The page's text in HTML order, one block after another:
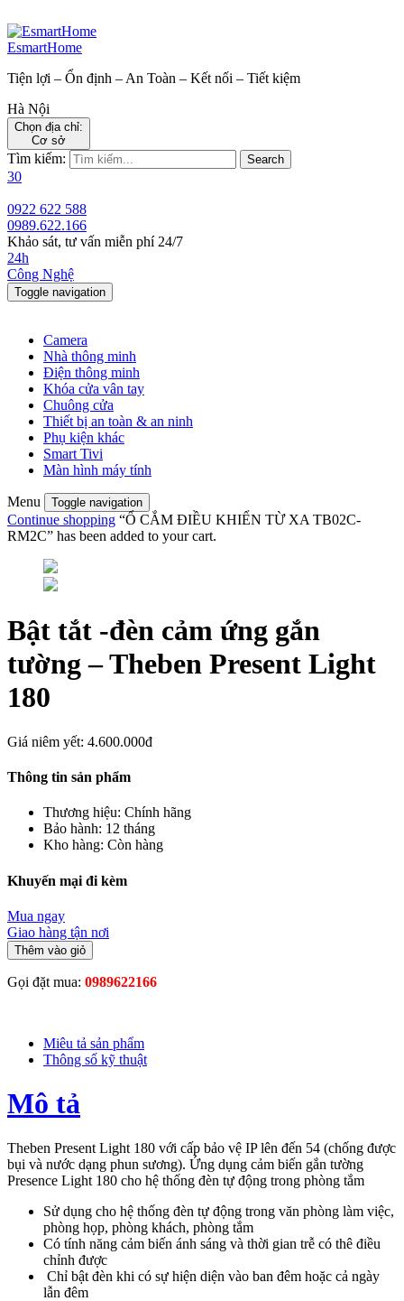
EsmartHome
Tiện lợi – Ổn định – An Toàn – Kết nối – Tiết kiệm
Hà Nội
Chọn địa chỉ:
Cơ sở
Tìm kiếm: Search
30
0922 622 588
0989.622.166
Khảo sát, tư vấn miễn phí 24/7
24h
Công Nghệ
Toggle navigation
Camera
Nhà thông minh
Điện thông minh
Khóa cửa vân tay
Chuông cửa
Thiết bị an toàn & an ninh
Phụ kiện khác
Smart Tivi
Màn hình máy tính
Menu Toggle navigation
Continue shopping “Ổ CẮM ĐIỀU KHIỂN TỪ XA TB02C-
RM2C” has been added to your cart.
Bật tắt -đèn cảm ứng gắn
tường – Theben Present Light
180
Giá niêm yết: 4.600.000đ
Thông tin sản phẩm
Thương hiệu: Chính hãng
Bảo hành: 12 tháng
Kho hàng: Còn hàng
Khuyến mại đi kèm
Mua ngay
Giao hàng tận nơi
Thêm vào giỏ
Gọi đặt mua: 0989622166
Miêu tả sản phẩm
Thông số kỹ thuật
Mô tả
Theben Present Light 180 với cấp bảo vệ IP lên đến 54 (chống được
bụi và nước dạng phun sương). Ứng dụng cảm biến gắn tường
Presence Light 180 cho hệ thống đèn tự động trong phòng tắm
Sử dụng cho hệ thống đèn tự động trong văn phòng làm việc,
phòng họp, phòng khách, phòng tắm
Có tính năng cảm biến ánh sáng và thời gian trễ có thê điều
chỉnh được
Chỉ bật đèn khi có sự hiện diện vào ban đêm hoặc cả ngày
lẫn đêm